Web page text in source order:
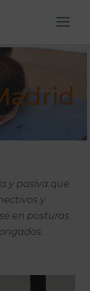
y pasiva que
y
en posturas